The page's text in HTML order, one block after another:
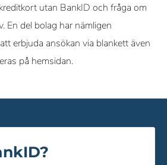
utan BankID och fråga om
En del bolag har nämligen
erbjuda ansökan via blankett även
på hemsidan.